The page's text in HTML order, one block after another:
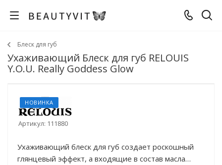
Блеск для губ
Ухаживающий Блеск для губ RELOUIS
Y.O.U. Really Goddess Glow
НОВИНКА
Артикул: 111880
Ухаживающий блеск для губ создает роскошный
глянцевый эффект, а входящие в состав масла